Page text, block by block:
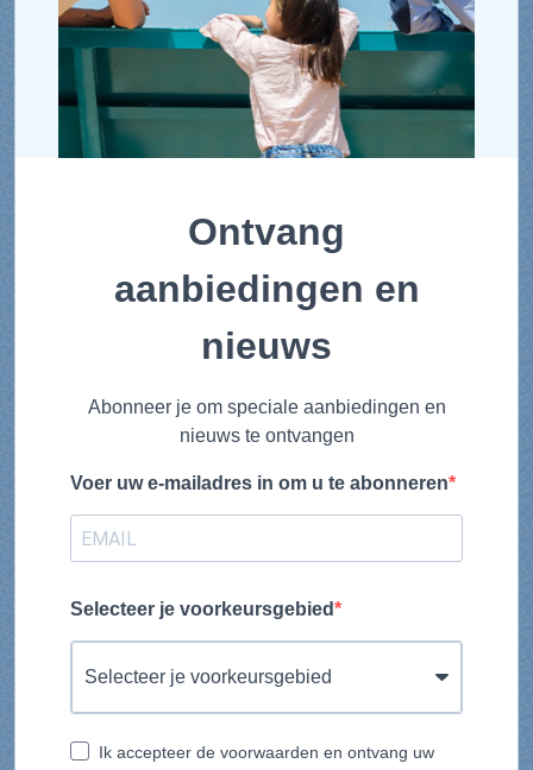
Ontvang
aanbiedingen en
nieuws
Abonneer je om speciale aanbiedingen en
nieuws te ontvangen
Voer uw e-mailadres in om u te abonneren
Selecteer je voorkeursgebied
Ik accepteer de voorwaarden en ontvang uw